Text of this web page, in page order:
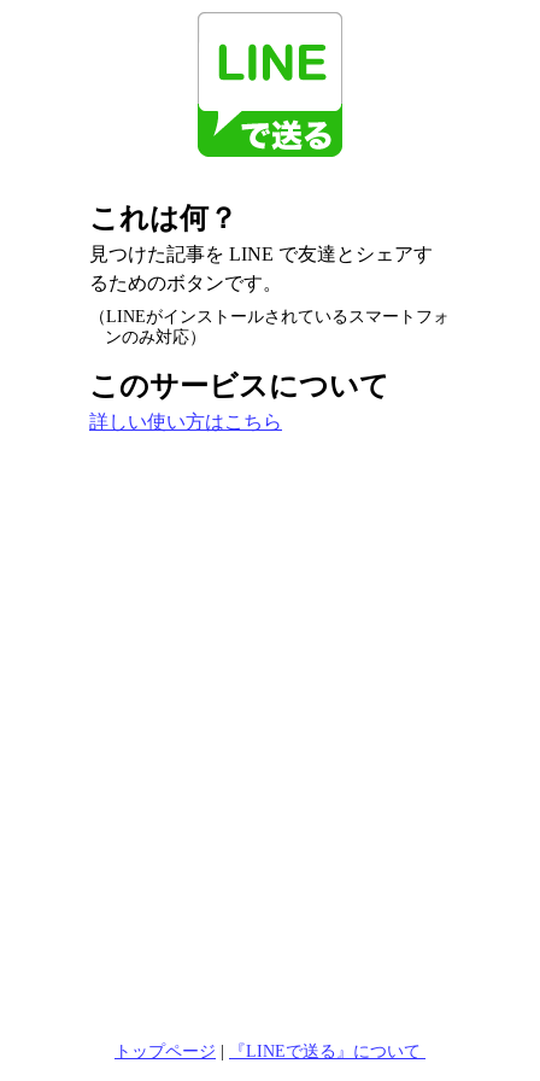
これは何？
見つけた記事を LINE で友達とシェアす
るためのボタンです。
（LINEがインストールされているスマートフォ
ンのみ対応）
このサービスについて
詳しい使い方はこちら
トップページ | 『LINEで送る』について